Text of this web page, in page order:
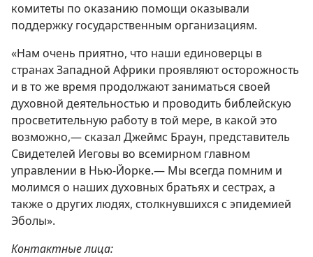
комитеты по оказанию помощи оказывали
поддержку государственным организациям.
«Нам очень приятно, что наши единоверцы в
странах Западной Африки проявляют осторожность
и в то же время продолжают заниматься своей
духовной деятельностью и проводить библейскую
просветительную работу в той мере, в какой это
возможно,— сказал Джеймс Браун, представитель
Свидетелей Иеговы во всемирном главном
управлении в Нью-Йорке.— Мы всегда помним и
молимся о наших духовных братьях и сестрах, а
также о других людях, столкнувшихся с эпидемией
Эболы».
Контактные лица: